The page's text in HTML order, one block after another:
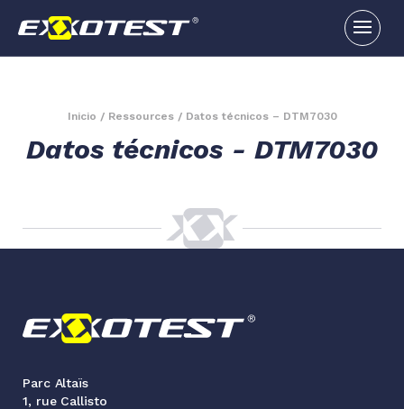
Inicio / Ressources/ Datos técnicos – DTM7030
Datos técnicos - DTM7030
Parc Altaïs
1, rue Callisto